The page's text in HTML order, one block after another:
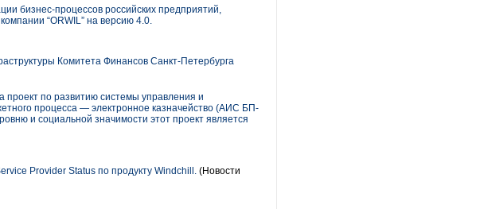
бизнес-процессов российских предприятий,
“ORWIL” на версию 4.0.
Комитета Финансов Санкт-Петербурга
проект по развитию системы управления и
процесса — электронное казначейство (АИС БП-
и социальной значимости этот проект является
Provider Status по продукту Windchill. (Новости